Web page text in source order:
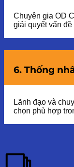
Chuyên gia OD
giải quyết vấn
6. Thống
Lãnh đạo và
chọn phù hợp